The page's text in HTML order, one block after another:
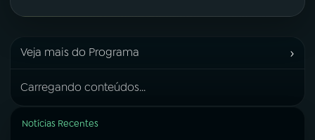
Veja mais do Programa ›
Carregando conteúdos...
Notícias Recentes